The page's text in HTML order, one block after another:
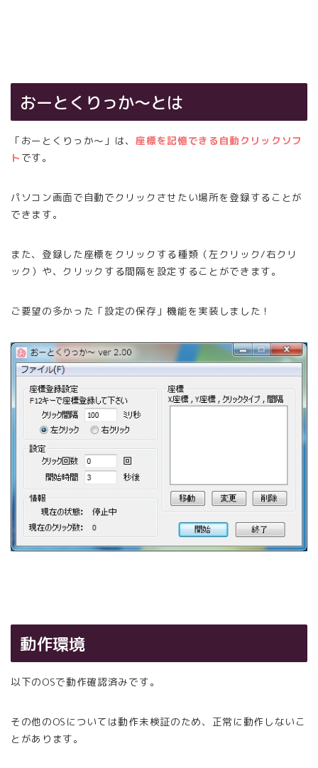
おーとくりっか〜とは
「おーとくりっか〜」は、座標を記憶できる自動クリックソフ
ト です。
パソコン画面で自動でクリックさせたい場所を登録することが
できます。
また、登録した座標をクリックする種類（左クリック/右クリ
ック）や、クリックする間隔を設定することができます。
ご要望の多かった「設定の保存」機能を実装しました！
動作環境
以下のOSで動作確認済みです。
その他のOSについては動作未検証のため、正常に動作しないこ
とがあります。